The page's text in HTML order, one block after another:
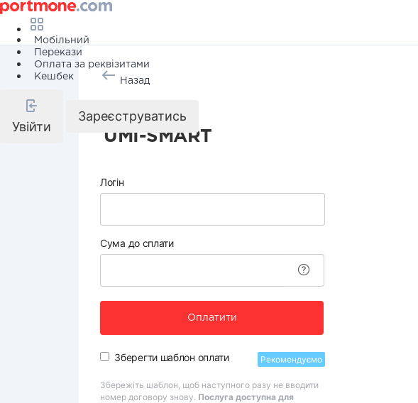
Мобільний
Перекази
Оплата за реквізитами
Кешбек
Увійти
Зареєструватись
Назад
UMI-SMART
Логін
Сума до сплати
Оплатити
Зберегти шаблон оплати Рекомендуємо
Збережіть шаблон, щоб наступного разу не вводити
номер договору знову. Послуга доступна для